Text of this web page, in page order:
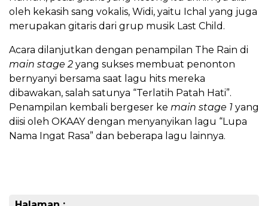
oleh kekasih sang vokalis, Widi, yaitu Ichal yang juga
merupakan gitaris dari grup musik Last Child.
Acara dilanjutkan dengan penampilan The Rain di
main stage 2 yang sukses membuat penonton
bernyanyi bersama saat lagu hits mereka
dibawakan, salah satunya “Terlatih Patah Hati”.
Penampilan kembali bergeser ke main stage 1 yang
diisi oleh OKAAY dengan menyanyikan lagu “Lupa
Nama Ingat Rasa” dan beberapa lagu lainnya.